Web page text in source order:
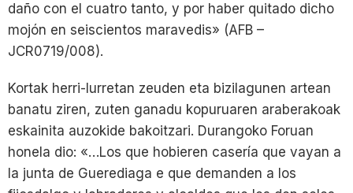
daño con el cuatro tanto, y por haber quitado dicho
mojón en seiscientos maravedis» (AFB –
JCR0719/008).
Kortak herri-lurretan zeuden eta bizilagunen artean
banatu ziren, zuten ganadu kopuruaren araberakoak
eskainita auzokide bakoitzari. Durangoko Foruan
honela dio: «…Los que hobieren casería que vayan a
la junta de Guerediaga e que demanden a los